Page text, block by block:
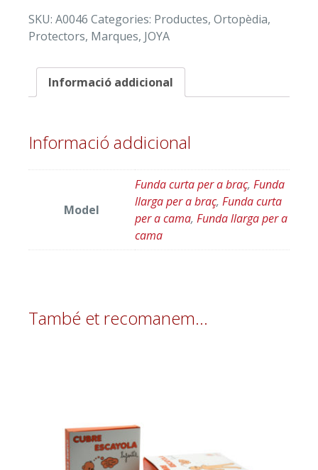
GUIX
ADULT
SKU: A0046 Categories: Productes, Ortopèdia,
Protectors, Marques, JOYA
Informació addicional
Informació addicional
Model
Funda curta per a braç, Funda
llarga per a braç, Funda curta
per a cama, Funda llarga per a
cama
També et recomanem…